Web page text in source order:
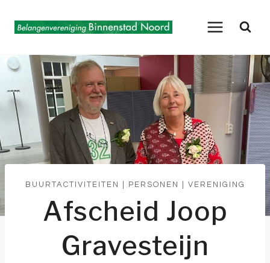
naar
BUURTACTIVITEITEN PERSONEN VERENIGING
Afscheid Joop
Gravesteijn